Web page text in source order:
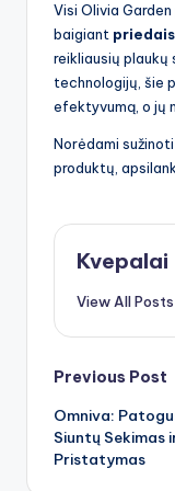
Visi Olivia
baigiant priedais
reikliausių plaukų
technologijų, šie
efektyvumą, o jų
Norėdami
produktų,
Kvepalai
View All Posts
Post
Previous Post
Omniva:
Siuntų Sekimas
Pristatymas